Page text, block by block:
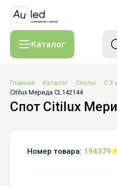
Каталог
Главная Каталог Споты С 3
Citilux Мерида CL142144
Спот Citilux
Номер товара: 194379